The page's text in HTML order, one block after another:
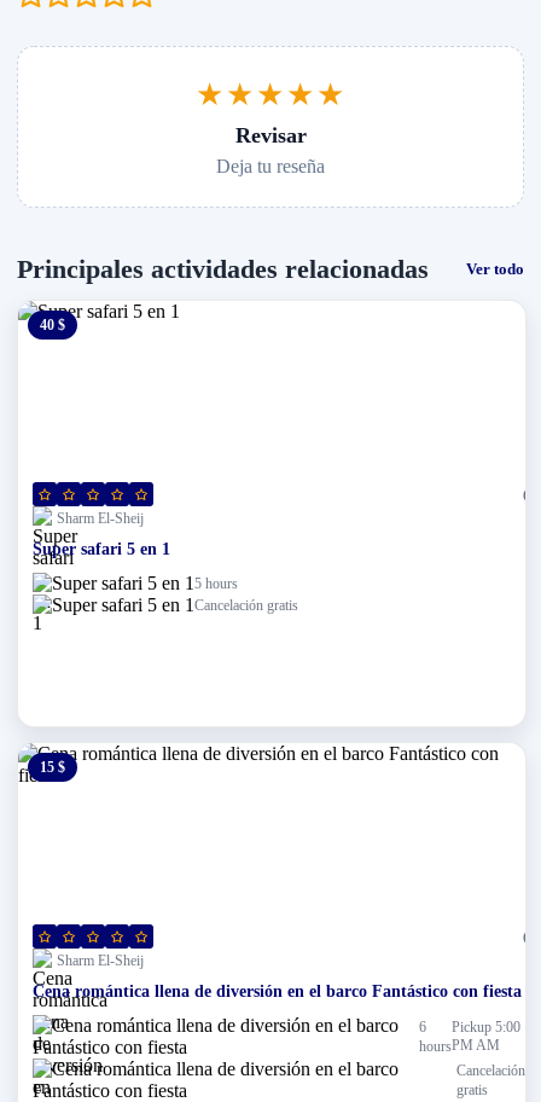
★★★★★
Revisar
Deja tu reseña
Principales actividades relacionadas Ver todo
40 $
(0)
Sharm El-Sheij
Super safari 5 en 1
5 hours
Cancelación gratis
15 $
(0)
Sharm El-Sheij
Cena romántica llena de diversión en el barco Fantástico con fiesta
6
hours
Pickup 5:00
PM AM
Cancelación
gratis